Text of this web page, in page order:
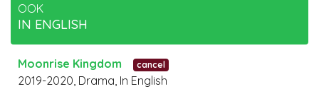
OOK
IN ENGLISH
Moonrise Kingdom cancel
2019-2020, Drama, In English